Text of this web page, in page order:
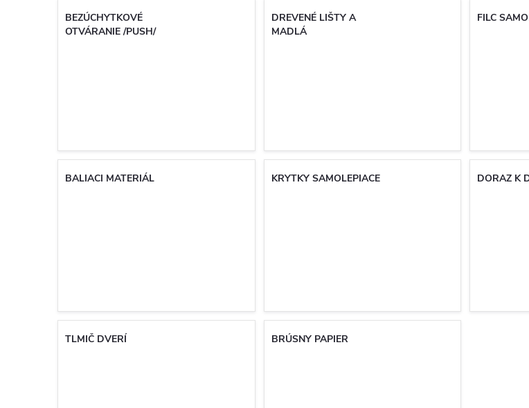
BEZÚCHYTKOVÉ
OTVÁRANIE /PUSH/
DREVENÉ LIŠTY A
MADLÁ
FILC
BALIACI MATERIÁL KRYTKY SAMOLEPIACE DORAZ K
TLMIČ DVERÍ BRÚSNY PAPIER